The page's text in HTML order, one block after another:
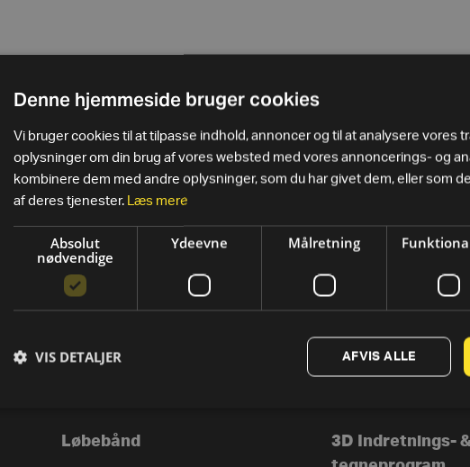
PRODUKTER
Løbebånd
3D Indretnings-
Denne hjemmeside bruger cookies
Vi bruger cookies til at tilpasse indhold, annoncer og til at analysere vores
oplysninger om din brug af vores websted med vores annoncerings- og
kombinere dem med andre oplysninger, som du har givet dem, eller som
af deres tjenester.
Læs mere
Absolut
nødvendige
Ydeevne Målretning
AFVIS ALLE
VIS DETALJER